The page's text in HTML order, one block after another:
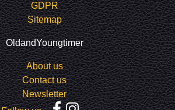
GDPR
Sitemap
OldandYoungtimer
About us
Contact us
Newsletter